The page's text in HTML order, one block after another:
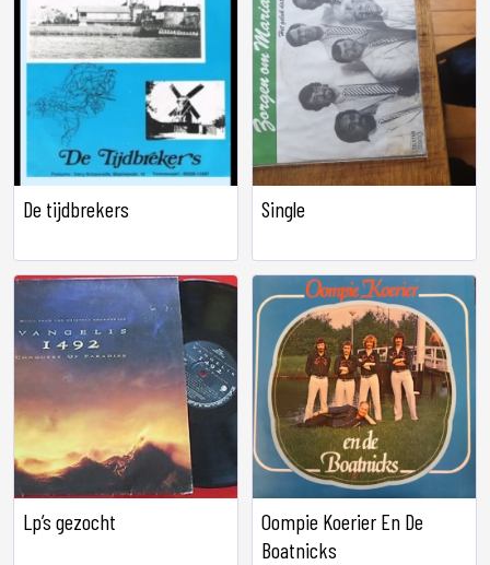
De tijdbrekers Single
Lp’s gezocht
Oompie Koerier En De
Boatnicks